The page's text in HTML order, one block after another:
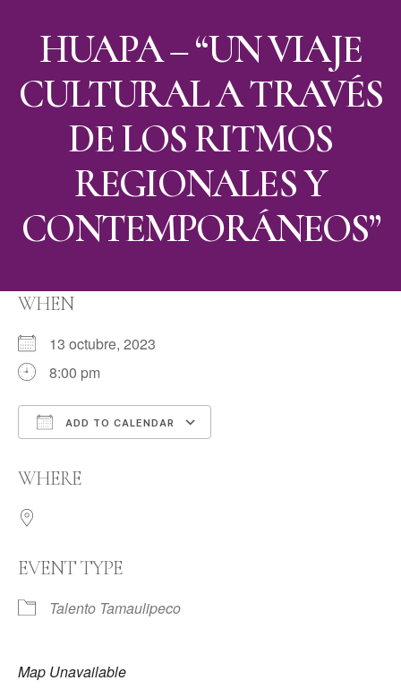
HUAPA – “UN VIAJE
CULTURAL A TRAVÉS
DE LOS RITMOS
REGIONALES Y
CONTEMPORÁNEOS”
WHEN
13 octubre, 2023
8:00 pm
ADD TO CALENDAR
WHERE
EVENT TYPE
Talento Tamaulipeco
Map Unavailable